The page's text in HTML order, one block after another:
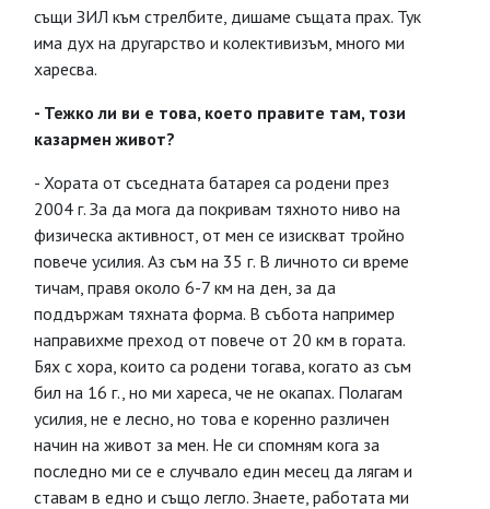
същи ЗИЛ към стрелбите, дишаме същата прах. Тук
има дух на другарство и колективизъм, много ми
харесва.
- Тежко ли ви е това, което правите там, този
казармен живот?
- Хората от съседната батарея са родени през
2004 г. За да мога да покривам тяхното ниво на
физическа активност, от мен се изискват тройно
повече усилия. Аз съм на 35 г. В личното си време
тичам, правя около 6-7 км на ден, за да
поддържам тяхната форма. В събота например
направихме преход от повече от 20 км в гората.
Бях с хора, които са родени тогава, когато аз съм
бил на 16 г., но ми хареса, че не окапах. Полагам
усилия, не е лесно, но това е коренно различен
начин на живот за мен. Не си спомням кога за
последно ми се е случвало един месец да лягам и
ставам в едно и също легло. Знаете, работата ми